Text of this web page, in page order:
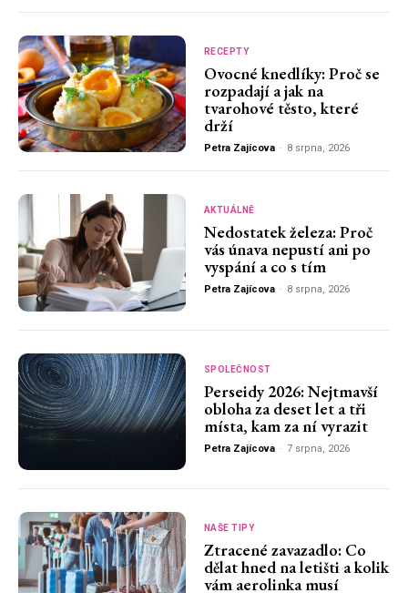
RECEPTY
Ovocné knedlíky: Proč se
rozpadají a jak na
tvarohové těsto, které
drží
Petra Zajícova - 8 srpna, 2026
AKTUÁLNĚ
Nedostatek železa: Proč
vás únava nepustí ani po
vyspání a co s tím
Petra Zajícova - 8 srpna, 2026
SPOLEČNOST
Perseidy 2026: Nejtmavší
obloha za deset let a tři
místa, kam za ní vyrazit
Petra Zajícova - 7 srpna, 2026
NAŠE TIPY
Ztracené zavazadlo: Co
dělat hned na letišti a kolik
vám aerolinka musí